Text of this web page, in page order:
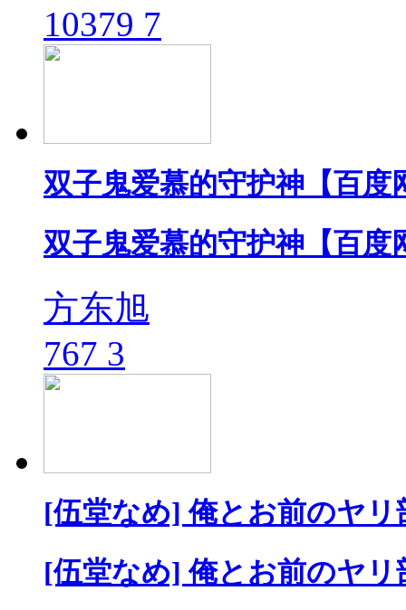
10379 7
双子鬼爱慕的守护神【百度
双子鬼爱慕的守护神【百度
方东旭
767 3
[伍堂なめ] 俺とお前のヤリ
[伍堂なめ] 俺とお前のヤリ